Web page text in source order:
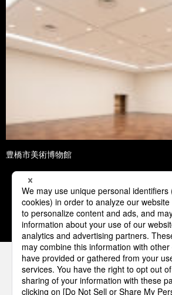
豊橋市美術博物館
1 2 3 4
パナソニックの電気設備 SNS